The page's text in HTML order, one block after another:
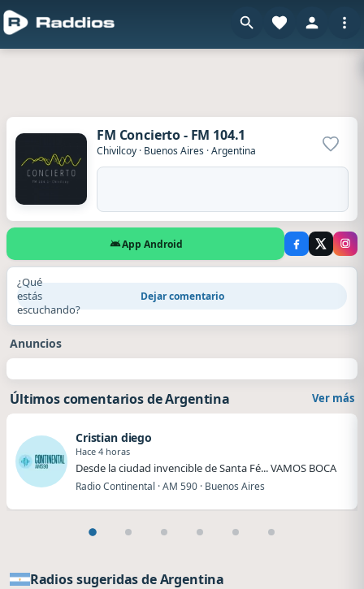
FM Concierto - FM 104.1
Chivilcoy · Buenos Aires ·Argentina
App Android
¿Qué
estás
escuchando?
Dejar comentario
Anuncios
Últimos comentarios de Argentina Ver más
Cristian diego
Hace 4 horas
Desde la ciudad invencible de Santa Fé... VAMOS BOCA
Radio Continental · AM 590 · Buenos Aires
Radios sugeridas de Argentina